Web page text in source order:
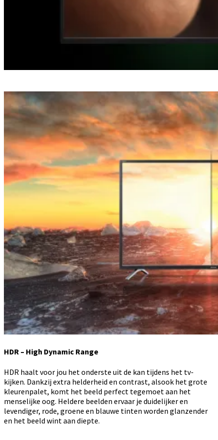
HDR – High Dynamic Range
HDR haalt voor jou het onderste uit de kan tijdens het tv-
kijken. Dankzij extra helderheid en contrast, alsook het grote
kleurenpalet, komt het beeld perfect tegemoet aan het
menselijke oog. Heldere beelden ervaar je duidelijker en
levendiger, rode, groene en blauwe tinten worden glanzender
en het beeld wint aan diepte.